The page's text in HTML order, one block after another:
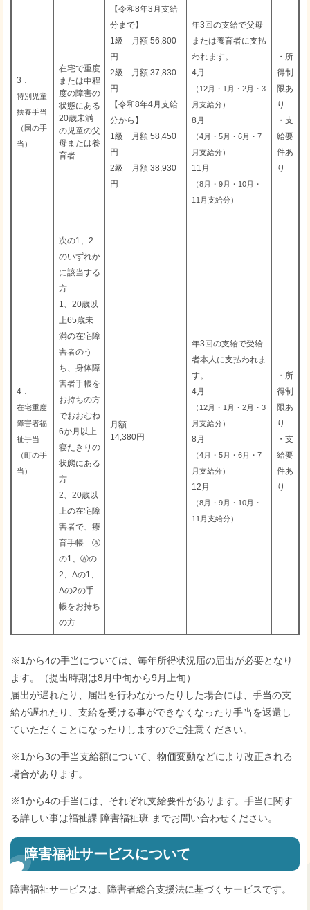
3．
特別児童
扶養手当
（国の手
当）
在宅で重度
または中程
度の障害の
状態にある
20歳未満
の児童の父
母または養
育者
【令和8年3月支給
分まで】
1級 月額 56,800
円
2級 月額 37,830
円
【令和8年4月支給
分から】
1級 月額 58,450
円
2級 月額 38,930
円
年3回の支給で父母
または養育者に支払
われます。
4月
（12月・1月・2月・3
月支給分）
8月
（4月・5月・6月・7
月支給分）
11月
（8月・9月・10月・
11月支給分）
・所
得制
限あ
り
・支
給要
件あ
り
4．
在宅重度
障害者福
祉手当
（町の手
当）
次の1、2
のいずれか
に該当する
方
1、20歳以
上65歳未
満の在宅障
害者のう
ち、身体障
害者手帳を
お持ちの方
でおおむね
6か月以上
寝たきりの
状態にある
方
2、20歳以
上の在宅障
害者で、療
育手帳 Ⓐ
の1、Ⓐの
2、Aの1、
Aの2の手
帳をお持ち
の方
月額
14,380円
年3回の支給で受給
者本人に支払われま
す。
4月
（12月・1月・2月・3
月支給分）
8月
（4月・5月・6月・7
月支給分）
12月
（8月・9月・10月・
11月支給分）
・所
得制
限あ
り
・支
給要
件あ
り
※1から4の手当については、毎年所得状況届の届出が必要となり
ます。（提出時期は8月中旬から9月上旬）
届出が遅れたり、届出を行わなかったりした場合には、手当の支
給が遅れたり、支給を受ける事ができなくなったり手当を返還し
ていただくことになったりしますのでご注意ください。
※1から3の手当支給額について、物価変動などにより改正される
場合があります。
※1から4の手当には、それぞれ支給要件があります。手当に関す
る詳しい事は福祉課 障害福祉班 までお問い合わせください。
障害福祉サービスについて
障害福祉サービスは、障害者総合支援法に基づくサービスです。